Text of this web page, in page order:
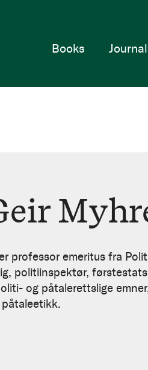
Home
Books
professor emeritus fra
politiinspektør,
og påtalerettslige